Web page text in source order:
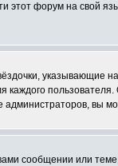
этот форум на
вы
сообщении или